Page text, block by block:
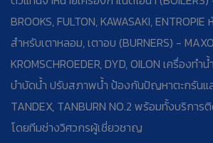
BROOKS, FULTON, KAWASAKI,
สำหรับเตาหลอม, เตาอบ (BURNERS) -
KROMSCHROEDER, DYD, OILON เครื่องทำ
บำบัดน้ำ ปรับสภาพน้ำ ป้องกันปัญหาตะกรันแ
TANDEX, TANBURN NO.2 พร้อมทั้งบริการ
โดยทีมช่างวิศวกรผู้เชี่ยวชาญ